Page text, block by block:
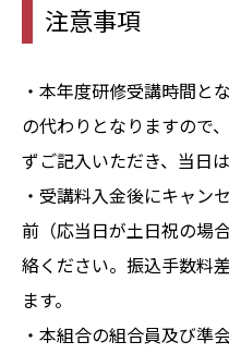
注意事項
・本年度研修受講時間と
の代わりとなりますので
ずご記入いただき、当日
・受講料入金後にキャン
前（応当日が土日祝の場
絡ください。振込手数料
ます。
・本組合の組合員及び準